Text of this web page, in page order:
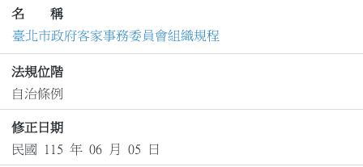
名 稱
臺北市政府客家事務委員會組織規程
法規位階
自治條例
修正日期
民國 115 年 06 月 05 日